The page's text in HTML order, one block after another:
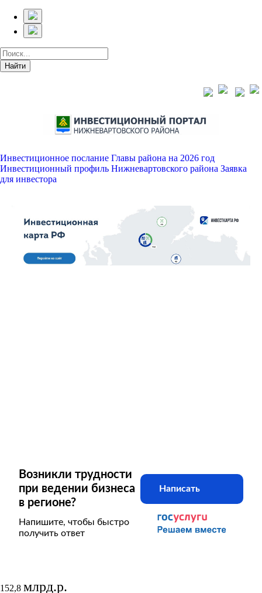
Инвестиционное послание Главы района на 2026 год
Инвестиционный профиль Нижневартовского района Заявка
для инвестора
Возникли трудности
при ведении бизнеса
в регионе?
Напишите, чтобы быстро
получить ответ
Написать
152,8 млрд.р.